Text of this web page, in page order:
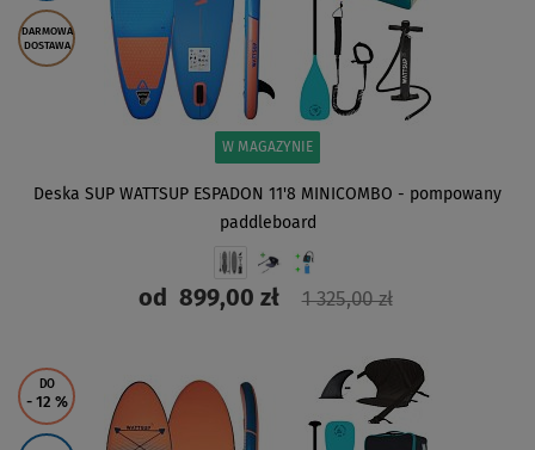
DARMOWA
DOSTAWA
W MAGAZYNIE
Deska SUP WATTSUP ESPADON 11'8 MINICOMBO - pompowany
paddleboard
od899,00 zł 1 325,00 zł
DO
- 12 %